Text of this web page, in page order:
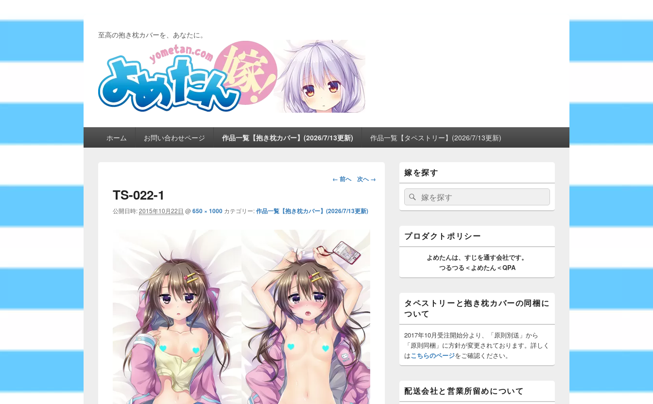
至高の抱き枕カバーを、あなたに。
イ
ュ
ホーム お問い合わせページ 作品一覧【抱き枕カバー】(2026/7/13更新) 作品一覧【タペストリー】(2026/7/13更新)
画
ビ
シ
ョ
ン
← 前へ 次へ →
TS-022-1
公開日時:2015年10月22日 @650 × 1000 カテゴリー:作品一覧【抱き枕カバー】(2026/7/13更新)
イ
ン
サ
ド
ウ
ィ
ト
ア
嫁を探す
検
索:
検
索
プロダクトポリシー
よめたんは、 すじを通す会社です。
つるつる＜よめたん＜QPA
タペストリーと抱き枕カバーの同梱に
ついて
2017年10月受注開始分より、「原則別送」から
「原則同梱」に方針が変更されております。詳しく
はこちらのページをご確認ください。
配送会社と営業所留めについて